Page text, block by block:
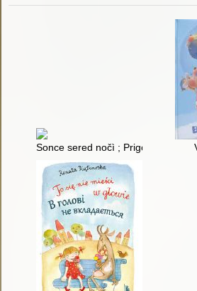
Sonce sered nočì ; Prigodi v